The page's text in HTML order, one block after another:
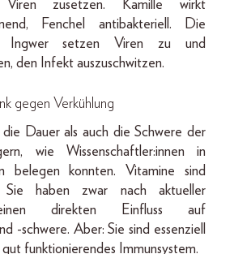
zusetzen. Kamille wirkt
Fenchel antibakteriell. Die
Ingwer setzen Viren zu und
den Infekt auszuschwitzen.
gegen Verkühlung
die Dauer als auch die Schwere der
wie Wissenschaftler:innen in
belegen konnten. Vitamine sind
Sie haben zwar nach aktueller
direkten Einfluss auf
-schwere. Aber: Sie sind essenziell
funktionierendes Immunsystem.